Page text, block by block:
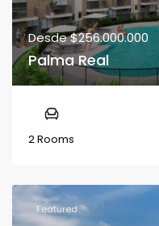
Desde$256.000.000
Palma Real
2 Rooms
Featured